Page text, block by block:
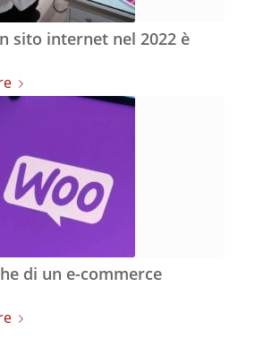
sito internet nel 2022 è
di un e-commerce